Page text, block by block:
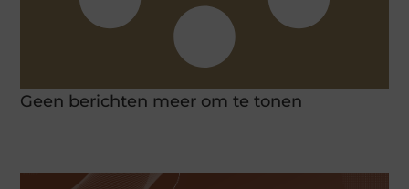
Geen berichten meer om te tonen